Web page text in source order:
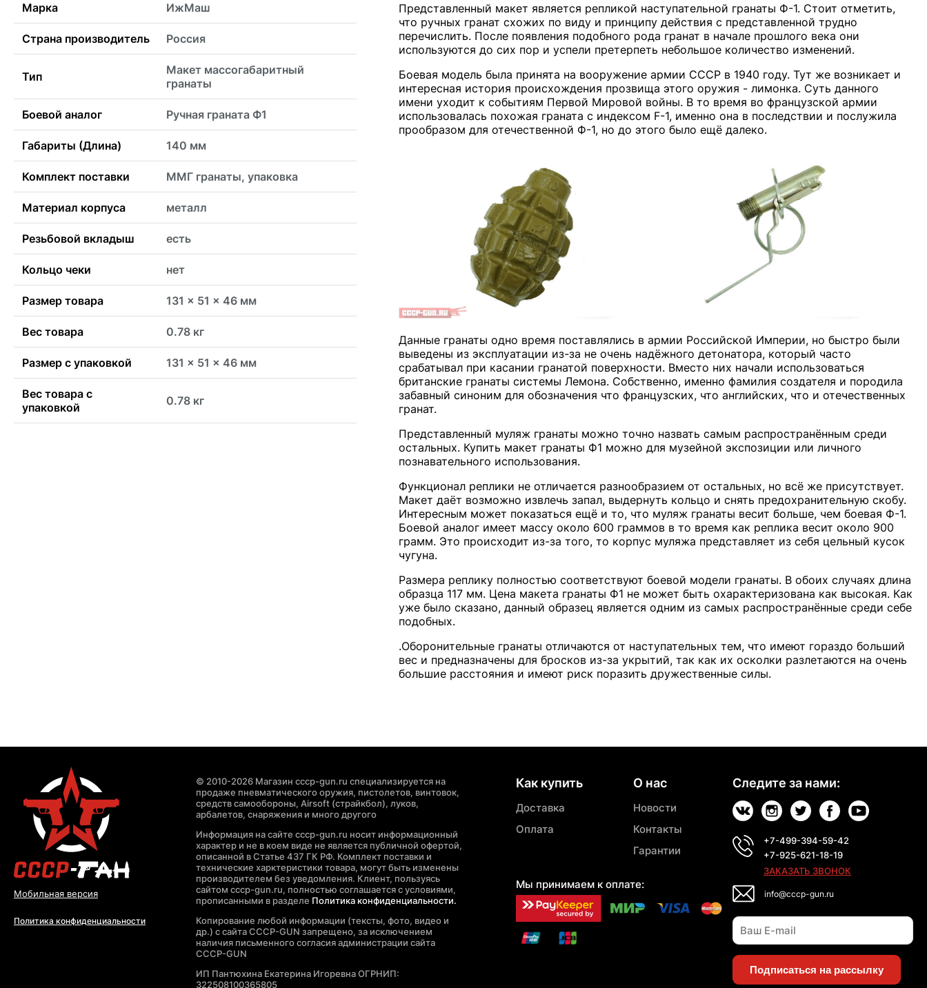
Марка ИжМаш
Страна производитель Россия
Тип
Макет массогабаритный
гранаты
Боевой аналог Ручная граната Ф1
Габариты (Длина) 140 мм
Комплект поставки ММГ гранаты, упаковка
Материал корпуса металл
Резьбовой вкладыш есть
Кольцо чеки нет
Размер товара 131 x 51 x 46 мм
Вес товара 0.78 кг
Размер с упаковкой 131 x 51 x 46 мм
Вес товара с
упаковкой
0.78 кг
Представленный макет является репликой наступательной гранаты Ф-1. Стоит отметить,
что ручных гранат схожих по виду и принципу действия с представленной трудно
перечислить. После появления подобного рода гранат в начале прошлого века они
используются до сих пор и успели претерпеть небольшое количество изменений.
Боевая модель была принята на вооружение армии СССР в 1940 году. Тут же возникает и
интересная история происхождения прозвища этого оружия - лимонка. Суть данного
имени уходит к событиям Первой Мировой войны. В то время во французской армии
использовалась похожая граната с индексом F-1, именно она в последствии и послужила
прообразом для отечественной Ф-1, но до этого было ещё далеко.
Данные гранаты одно время поставлялись в армии Российской Империи, но быстро были
выведены из эксплуатации из-за не очень надёжного детонатора, который часто
срабатывал при касании гранатой поверхности. Вместо них начали использоваться
британские гранаты системы Лемона. Собственно, именно фамилия создателя и породила
забавный синоним для обозначения что французских, что английских, что и отечественных
гранат.
Представленный муляж гранаты можно точно назвать самым распространённым среди
остальных. Купить макет гранаты Ф1 можно для музейной экспозиции или личного
познавательного использования.
Функционал реплики не отличается разнообразием от остальных, но всё же присутствует.
Макет даёт возможно извлечь запал, выдернуть кольцо и снять предохранительную скобу.
Интересным может показаться ещё и то, что муляж гранаты весит больше, чем боевая Ф-1.
Боевой аналог имеет массу около 600 граммов в то время как реплика весит около 900
грамм. Это происходит из-за того, то корпус муляжа представляет из себя цельный кусок
чугуна.
Размера реплику полностью соответствуют боевой модели гранаты. В обоих случаях длина
образца 117 мм. Цена макета гранаты Ф1 не может быть охарактеризована как высокая. Как
уже было сказано, данный образец является одним из самых распространённые среди себе
подобных.
.Оборонительные гранаты отличаются от наступательных тем, что имеют гораздо больший
вес и предназначены для бросков из-за укрытий, так как их осколки разлетаются на очень
большие расстояния и имеют риск поразить дружественные силы.
Мобильная версия
Политика конфиденциальности
© 2010-2026 Магазин cccp-gun.ru специализируется на
продаже пневматического оружия, пистолетов, винтовок,
средств самообороны, Airsoft (страйкбол), луков,
арбалетов, снаряжения и много другого
Информация на сайте cccp-gun.ru носит информационный
характер и не в коем виде не является публичной офертой,
описанной в Статье 437 ГК РФ. Комплект поставки и
технические харктеристики товара, могут быть изменены
производителем без уведомления. Клиент, пользуясь
сайтом cccp-gun.ru, полностью соглашается с условиями,
прописанными в разделе Политика конфиденциальности.
Копирование любой информации (тексты, фото, видео и
др.) с сайта CCCP-GUN запрещено, за исключением
наличия письменного согласия администрации сайта
CCCP-GUN
ИП Пантюхина Екатерина Игоревна ОГРНИП:
322508100365805
Как купить
Доставка
Оплата
Мы принимаем к оплате:
О нас
Новости
Контакты
Гарантии
Следите за нами:
+7-499-394-59-42
+7-925-621-18-19
ЗАКАЗАТЬ ЗВОНОК
info@cccp-gun.ru
Подписаться на рассылку